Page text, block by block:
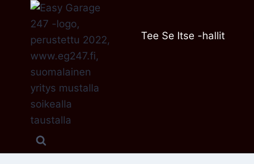
sisältöön
Tee Se Itse -hallit